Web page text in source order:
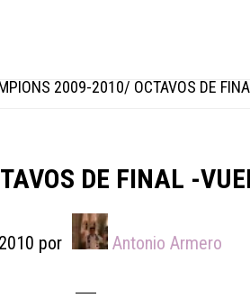
2009-2010/ OCTAVOS DE
DE FINAL -
por Antonio Armero